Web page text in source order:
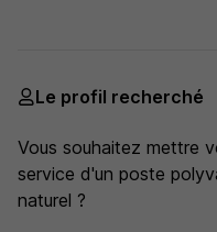
Le profil recherché
Vous souhaitez mettre
service d'un poste
naturel ?